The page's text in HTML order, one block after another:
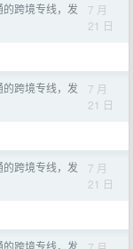
跨境专线，发
7 月
21 日
跨境专线，发
7 月
21 日
跨境专线，发
7 月
21 日
跨境专线，发